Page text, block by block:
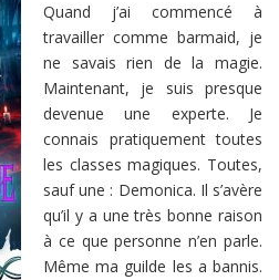
Quand j’ai commencé à
travailler comme barmaid, je
ne savais rien de la magie.
Maintenant, je suis presque
devenue une experte. Je
connais pratiquement toutes
les classes magiques. Toutes,
sauf une : Demonica. Il s’avère
qu’il y a une très bonne raison
à ce que personne n’en parle.
Même ma guilde les a bannis.